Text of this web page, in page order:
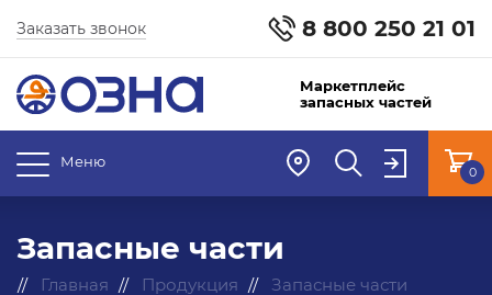
8 800 250 21 01
Заказать звонок
Маркетплейс
запасных частей
Меню
0
Запасные части
Главная Продукция
Запасные части